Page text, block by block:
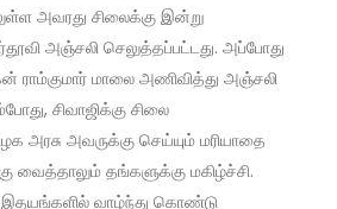
அவரது சிலைக்கு இன்று
அஞ்சலி செலுத்தப்பட்டது. அப்போது
ராம்குமார் மாலை அணிவித்து அஞ்சலி
சிவாஜிக்கு சிலை
அரசு அவருக்கு செய்யும் மரியாதை
வைத்தாலும் தங்களுக்கு மகிழ்ச்சி.
இதயங்களில் வாழ்ந்து கொண்டு